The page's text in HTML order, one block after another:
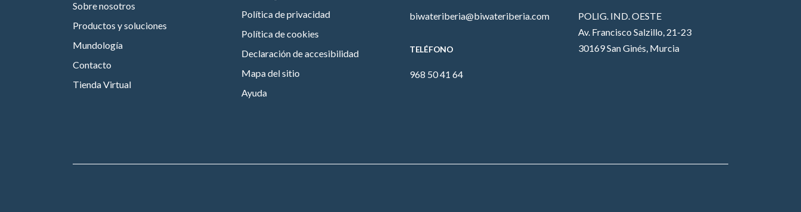
Sobre nosotros
Productos y soluciones
Mundología
Contacto
Tienda Virtual
Política de privacidad
Política de cookies
Declaración de accesibilidad
Mapa del sitio
Ayuda
biwateriberia@biwateriberia.com
TELÉFONO
968 50 41 64
POLIG. IND. OESTE
Av. Francisco Salzillo, 21-23
30169 San Ginés, Murcia